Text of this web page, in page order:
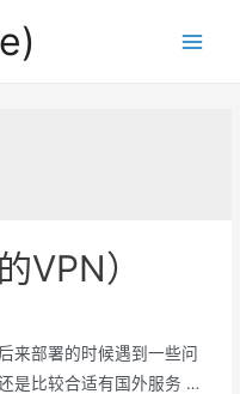
VPN）
来部署的时候遇到一些问
是比较合适有国外服务 …